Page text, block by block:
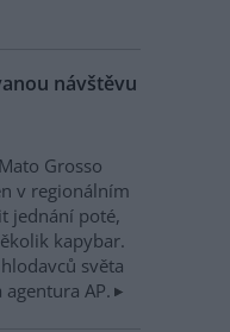
návštěvu
Grosso
v regionálním
jednání poté,
kapybar.
světa
AP.